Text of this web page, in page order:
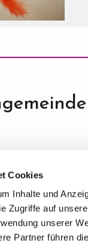
Cookies
Inhalte und
Zugriffe auf
unserer
Partner führen
anzuzeigen.